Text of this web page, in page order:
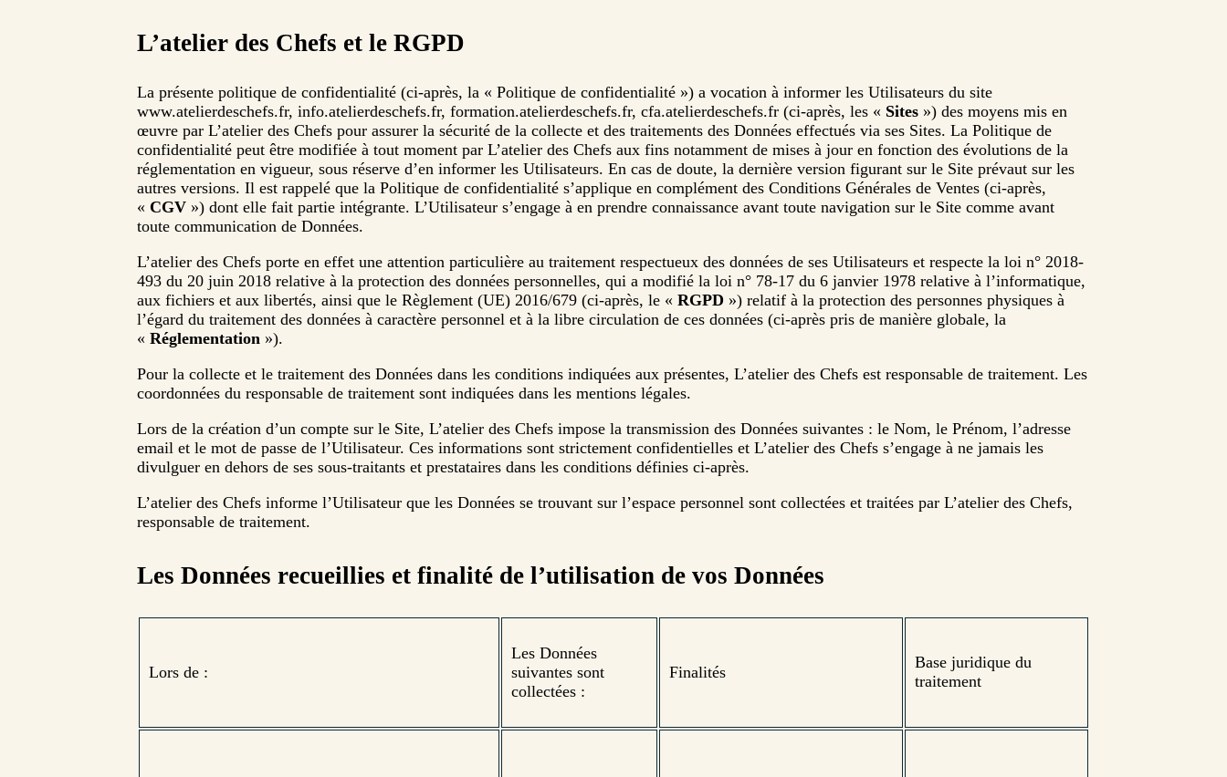
L’atelier des Chefs et le RGPD
La présente politique de confidentialité (ci-après, la « Politique de confidentialité ») a vocation à informer les Utilisateurs du site
www.atelierdeschefs.fr, info.atelierdeschefs.fr, formation.atelierdeschefs.fr, cfa.atelierdeschefs.fr (ci-après, les « Sites ») des moyens mis en
œuvre par L’atelier des Chefs pour assurer la sécurité de la collecte et des traitements des Données effectués via ses Sites. La Politique de
confidentialité peut être modifiée à tout moment par L’atelier des Chefs aux fins notamment de mises à jour en fonction des évolutions de la
réglementation en vigueur, sous réserve d’en informer les Utilisateurs. En cas de doute, la dernière version figurant sur le Site prévaut sur les
autres versions. Il est rappelé que la Politique de confidentialité s’applique en complément des Conditions Générales de Ventes (ci-après,
« CGV ») dont elle fait partie intégrante. L’Utilisateur s’engage à en prendre connaissance avant toute navigation sur le Site comme avant
toute communication de Données.
L’atelier des Chefs porte en effet une attention particulière au traitement respectueux des données de ses Utilisateurs et respecte la loi n° 2018-
493 du 20 juin 2018 relative à la protection des données personnelles, qui a modifié la loi n° 78-17 du 6 janvier 1978 relative à l’informatique,
aux fichiers et aux libertés, ainsi que le Règlement (UE) 2016/679 (ci-après, le « RGPD ») relatif à la protection des personnes physiques à
l’égard du traitement des données à caractère personnel et à la libre circulation de ces données (ci-après pris de manière globale, la
« Réglementation »).
Pour la collecte et le traitement des Données dans les conditions indiquées aux présentes, L’atelier des Chefs est responsable de traitement. Les
coordonnées du responsable de traitement sont indiquées dans les mentions légales.
Lors de la création d’un compte sur le Site, L’atelier des Chefs impose la transmission des Données suivantes : le Nom, le Prénom, l’adresse
email et le mot de passe de l’Utilisateur. Ces informations sont strictement confidentielles et L’atelier des Chefs s’engage à ne jamais les
divulguer en dehors de ses sous-traitants et prestataires dans les conditions définies ci-après.
L’atelier des Chefs informe l’Utilisateur que les Données se trouvant sur l’espace personnel sont collectées et traitées par L’atelier des Chefs,
responsable de traitement.
Les Données recueillies et finalité de l’utilisation de vos Données
Lors de :
Les Données
suivantes sont
collectées :
Finalités
Base juridique du
traitement